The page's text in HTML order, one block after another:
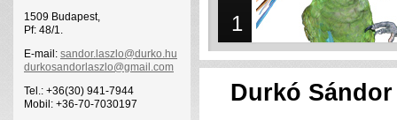
1509 Budapest,
Pf: 48/1.
E-mail: sandor.laszlo@durko.hu
durkosandorlaszlo@gmail.com
Tel.: +36(30) 941-7944
Mobil: +36-70-7030197
1
Durkó